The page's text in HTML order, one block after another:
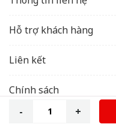
LIỆU TRÌNH VÀ
MELATONIN
Hỗ trợ khách hàng
Liên kết
Chính sách
Copyright